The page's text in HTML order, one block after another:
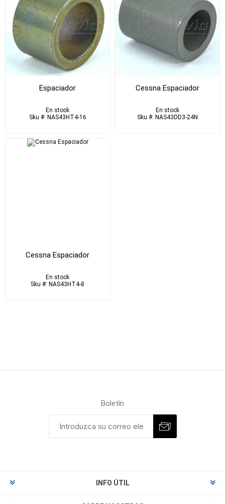
Espaciador
En stock
Sku #: NAS43HT4-16
Cessna Espaciador
En stock
Sku #: NAS43DD3-24N
Cessna Espaciador
En stock
Sku #: NAS43HT4-8
Boletín
INFO ÚTIL